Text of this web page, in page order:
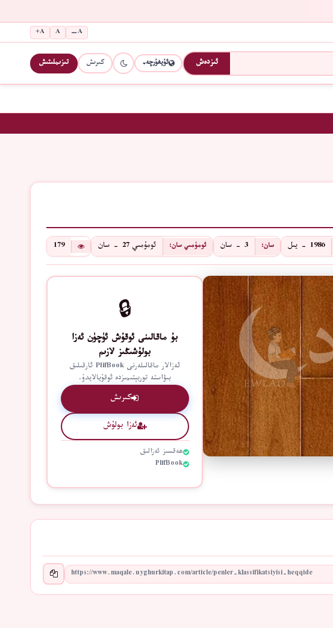
A−
A
A+
ئىزدەش ئۇيغۇرچە كىرىش تىزىملىتىش
1986 - يىل سان: 3 - سان ئومۇمىي سان: ئومۇمىي 27 - سان 179
🔒
بۇ ماقالىنى ئوقۇش ئۈچۈن ئەزا
بولۇشىڭىز لازىم
ئەزالار ماقالىلەرنى PlifBook ئارقىلىق
بىۋاستە توربېتىمىزدە ئوقۇيالايدۇ.
كىرىش
ئەزا بولۇش
ھەقسىز ئەزالىق
PlifBook